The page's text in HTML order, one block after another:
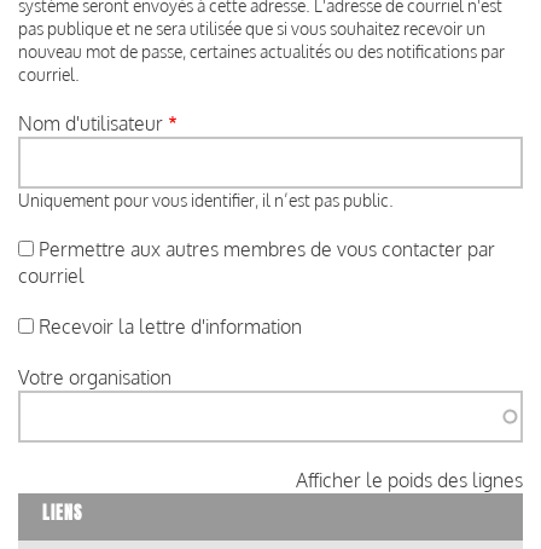
système seront envoyés à cette adresse. L'adresse de courriel n'est
pas publique et ne sera utilisée que si vous souhaitez recevoir un
nouveau mot de passe, certaines actualités ou des notifications par
courriel.
Nom d'utilisateur
Uniquement pour vous identifier, il n’est pas public.
Permettre aux autres membres de vous contacter par
courriel
Recevoir la lettre d'information
Votre organisation
Afficher le poids des lignes
LIENS